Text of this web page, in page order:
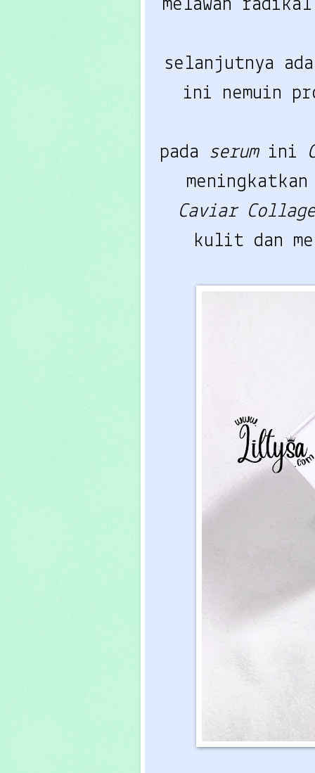
melawan
selanjutnya
ini nemuin
pada serum ini
Caviar
kulit dan